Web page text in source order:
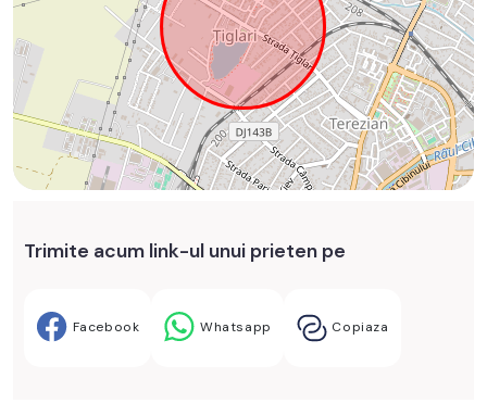
Trimite acum link-ul unui prieten pe
Facebook Whatsapp Copiaza